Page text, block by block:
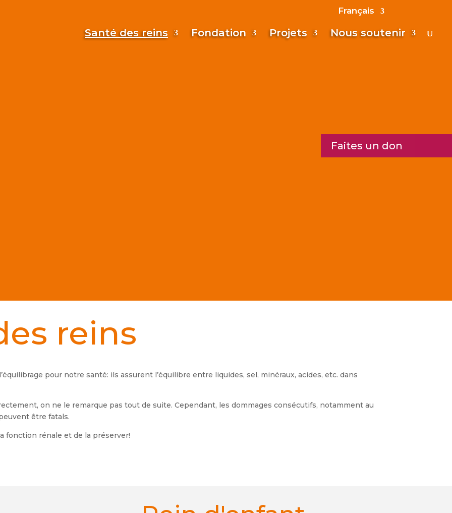
Français
Santé des reins Fondation Projets Nous soutenir
Faites un don
reins
pour notre santé: ils assurent l’équilibre entre liquides, sel, minéraux, acides, etc. dans
on ne le remarque pas tout de suite. Cependant, les dommages consécutifs, notamment au
être fatals.
fonction rénale et de la préserver!